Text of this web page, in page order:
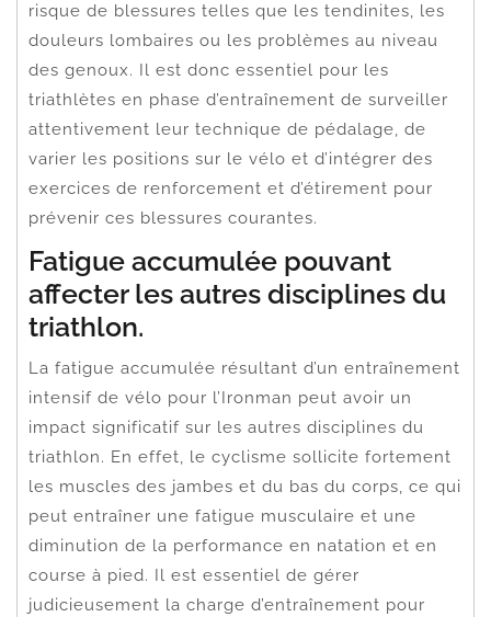
risque de blessures telles que les tendinites, les
douleurs lombaires ou les problèmes au niveau
des genoux. Il est donc essentiel pour les
triathlètes en phase d’entraînement de surveiller
attentivement leur technique de pédalage, de
varier les positions sur le vélo et d’intégrer des
exercices de renforcement et d’étirement pour
prévenir ces blessures courantes.
Fatigue accumulée pouvant
affecter les autres disciplines du
triathlon.
La fatigue accumulée résultant d’un entraînement
intensif de vélo pour l’Ironman peut avoir un
impact significatif sur les autres disciplines du
triathlon. En effet, le cyclisme sollicite fortement
les muscles des jambes et du bas du corps, ce qui
peut entraîner une fatigue musculaire et une
diminution de la performance en natation et en
course à pied. Il est essentiel de gérer
judicieusement la charge d’entraînement pour